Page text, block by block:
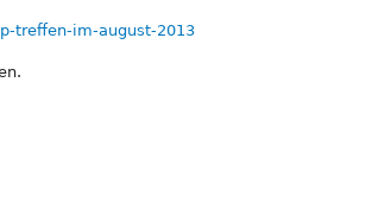
treffen-im-august-2013